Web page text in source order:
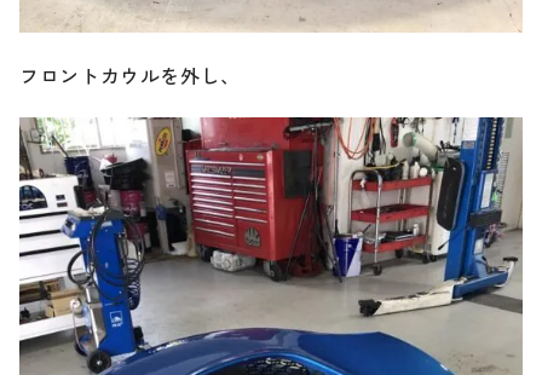
フロントカウルを外し、